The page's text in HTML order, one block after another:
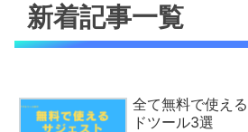
新着記事一覧
全て無料で使え
ドツール3選